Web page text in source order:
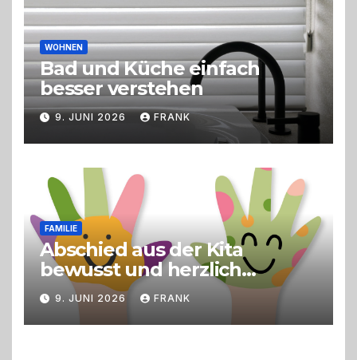
WOHNEN
Bad und Küche einfach
besser verstehen
9. JUNI 2026 FRANK
FAMILIE
Abschied aus der Kita
bewusst und herzlich
gestalten
9. JUNI 2026 FRANK